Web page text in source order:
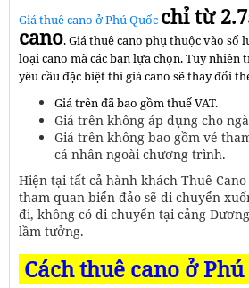
Giá thuê cano ở Phú Quốc chỉ từ
cano. Giá thuê cano phụ thuộc vào số
loại cano mà các bạn lựa chọn. Tuy nhiên
yêu cầu đặc biệt thì giá cano sẽ thay đổi
Giá trên đã bao gồm thuế VAT.
Giá trên không áp dụng cho
Giá trên không bao gồm vé
cá nhân ngoài chương trình.
Hiện tại tất cả hành khách Thuê
tham quan biển đảo sẽ di chuyển
đi, không có di chuyển tại cảng
lầm tưởng.
Cách thuê cano ở